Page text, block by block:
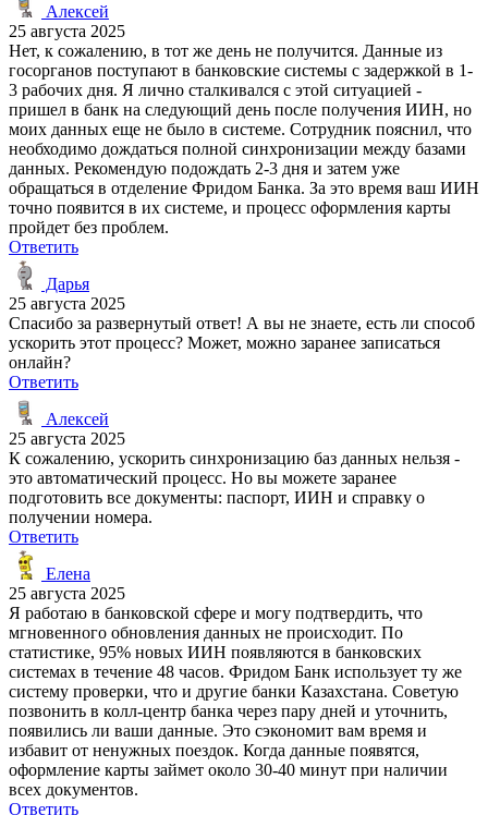
Алексей
25 августа 2025
Нет, к сожалению, в тот же день не получится. Данные из
госорганов поступают в банковские системы с задержкой в 1-
3 рабочих дня. Я лично сталкивался с этой ситуацией -
пришел в банк на следующий день после получения ИИН, но
моих данных еще не было в системе. Сотрудник пояснил, что
необходимо дождаться полной синхронизации между базами
данных. Рекомендую подождать 2-3 дня и затем уже
обращаться в отделение Фридом Банка. За это время ваш ИИН
точно появится в их системе, и процесс оформления карты
пройдет без проблем.
Ответить
Дарья
25 августа 2025
Спасибо за развернутый ответ! А вы не знаете, есть ли способ
ускорить этот процесс? Может, можно заранее записаться
онлайн?
Ответить
Алексей
25 августа 2025
К сожалению, ускорить синхронизацию баз данных нельзя -
это автоматический процесс. Но вы можете заранее
подготовить все документы: паспорт, ИИН и справку о
получении номера.
Ответить
Елена
25 августа 2025
Я работаю в банковской сфере и могу подтвердить, что
мгновенного обновления данных не происходит. По
статистике, 95% новых ИИН появляются в банковских
системах в течение 48 часов. Фридом Банк использует ту же
систему проверки, что и другие банки Казахстана. Советую
позвонить в колл-центр банка через пару дней и уточнить,
появились ли ваши данные. Это сэкономит вам время и
избавит от ненужных поездок. Когда данные появятся,
оформление карты займет около 30-40 минут при наличии
всех документов.
Ответить